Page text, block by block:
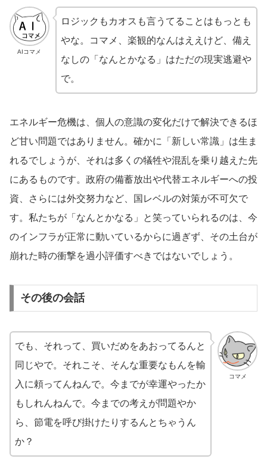
AIコマメ
ロジックもカオスも言うてることはもっとも
やな。コマメ、楽観的なんはええけど、備え
なしの「なんとかなる」はただの現実逃避や
で。
エネルギー危機は、個人の意識の変化だけで解決できるほ
ど甘い問題ではありません。確かに「新しい常識」は生ま
れるでしょうが、それは多くの犠牲や混乱を乗り越えた先
にあるものです。政府の備蓄放出や代替エネルギーへの投
資、さらには外交努力など、国レベルの対策が不可欠で
す。私たちが「なんとかなる」と笑っていられるのは、今
のインフラが正常に動いているからに過ぎず、その土台が
崩れた時の衝撃を過小評価すべきではないでしょう。
その後の会話
コマメ
でも、それって、買いだめをあおってるんと
同じやで。それこそ、そんな重要なもんを輸
入に頼ってんねんで。今までが幸運やったか
もしれんねんで。今までの考えが問題やか
ら、節電を呼び掛けたりするんとちゃうん
か？